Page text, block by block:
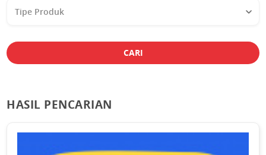
Produk
CARI
HASIL PENCARIAN